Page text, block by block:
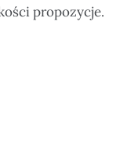
propozycje.